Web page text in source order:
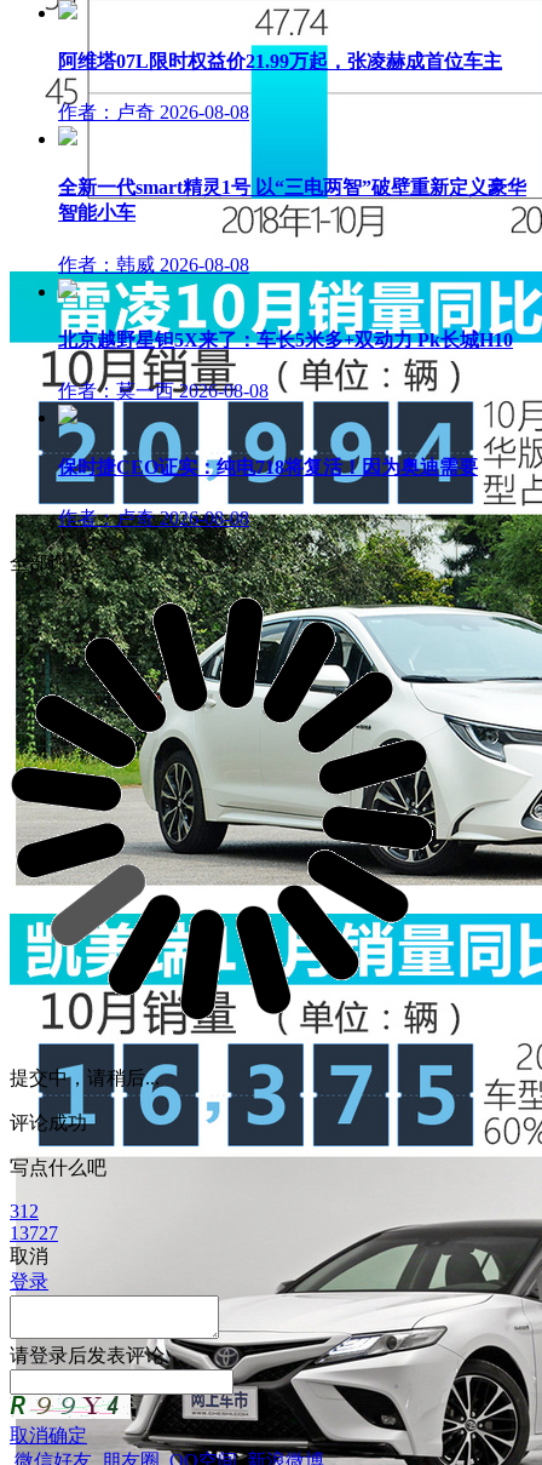
阿维塔07L限时权益价21.99万起，张凌赫成首位车主
作者：卢奇 2026-08-08
全新一代smart精灵1号 以“三电两智”破壁重新定义豪华
智能小车
作者：韩威 2026-08-08
北京越野星钽5X来了：车长5米多+双动力 Pk长城H10
作者：莫一西 2026-08-08
保时捷CEO证实：纯电718将复活！因为奥迪需要
作者：卢奇 2026-08-08
全部评论
提交中，请稍后...
评论成功
写点什么吧
312
13727
取消
登录
请登录后发表评论
取消确定
微信好友 朋友圈 QQ空间 新浪微博